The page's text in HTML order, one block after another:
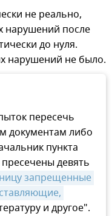
не реально,
нарушений после
до нуля.
нарушений не было.
пересечь
документам либо
пункта
девять
запрещенные
и другое".